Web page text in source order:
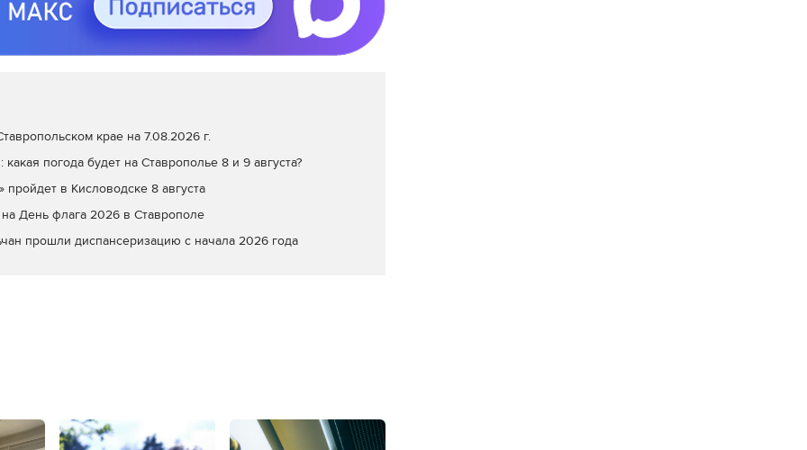
крае на 7.08.2026 г.
погода будет на Ставрополье 8 и 9 августа?
пройдет в Кисловодске 8 августа
День флага 2026 в Ставрополе
прошли диспансеризацию с начала 2026 года